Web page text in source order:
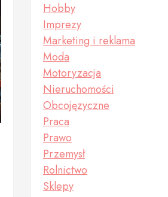
Hobby
Imprezy
Marketing i reklama
Moda
Motoryzacja
Nieruchomości
Obcojęzyczne
Praca
Prawo
Przemysł
Rolnictwo
Sklepy